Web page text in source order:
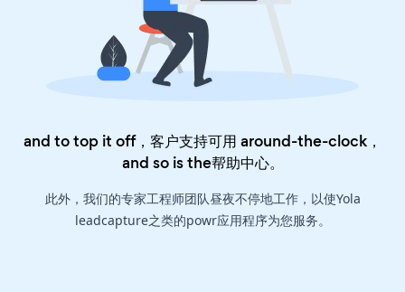
and to top it off，客户支持可用 around-the-clock，
and so is the帮助中心。
此外，我们的专家工程师团队昼夜不停地工作，以使Yola
leadcapture之类的powr应用程序为您服务。